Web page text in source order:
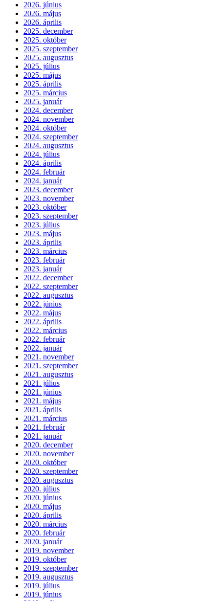
2026. június
2026. május
2026. április
2025. december
2025. október
2025. szeptember
2025. augusztus
2025. július
2025. május
2025. április
2025. március
2025. január
2024. december
2024. november
2024. október
2024. szeptember
2024. augusztus
2024. július
2024. április
2024. február
2024. január
2023. december
2023. november
2023. október
2023. szeptember
2023. július
2023. május
2023. április
2023. március
2023. február
2023. január
2022. december
2022. szeptember
2022. augusztus
2022. június
2022. május
2022. április
2022. március
2022. február
2022. január
2021. november
2021. szeptember
2021. augusztus
2021. július
2021. június
2021. május
2021. április
2021. március
2021. február
2021. január
2020. december
2020. november
2020. október
2020. szeptember
2020. augusztus
2020. július
2020. június
2020. május
2020. április
2020. március
2020. február
2020. január
2019. november
2019. október
2019. szeptember
2019. augusztus
2019. július
2019. június